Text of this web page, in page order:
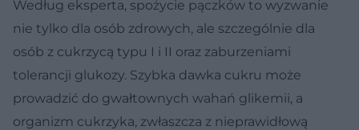
Według eksperta, spożycie pączków to wyzwanie
nie tylko dla osób zdrowych, ale szczególnie dla
osób z cukrzycą typu I i II oraz zaburzeniami
tolerancji glukozy. Szybka dawka cukru może
prowadzić do gwałtownych wahań glikemii, a
organizm cukrzyka, zwłaszcza z nieprawidłową